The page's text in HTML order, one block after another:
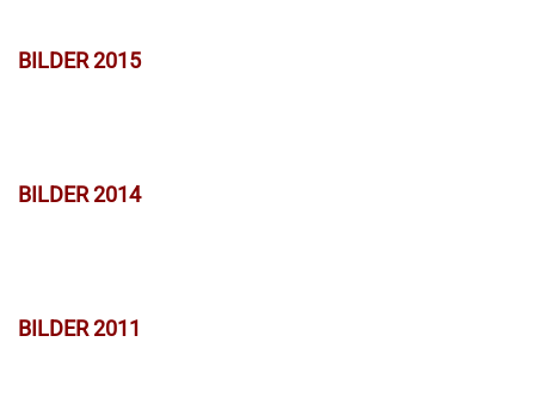
BILDER 2015
BILDER 2014
BILDER 2011